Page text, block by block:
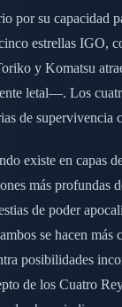
por su
estrellas
y Komatsu
letal—. Los
de
existe en
más
de poder
se hacen
posibilidades
de los Cuatro